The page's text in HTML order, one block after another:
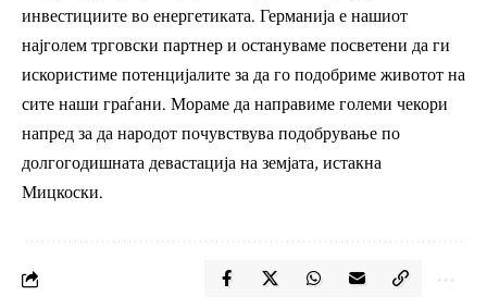
инвестициите во енергетиката. Германија е нашиот
најголем трговски партнер и остануваме посветени да ги
искористиме потенцијалите за да го подобриме животот на
сите наши граѓани. Мораме да направиме големи чекори
напред за да народот почувствува подобрување по
долгогодишната девастација на земјата, истакна
Мицкоски.